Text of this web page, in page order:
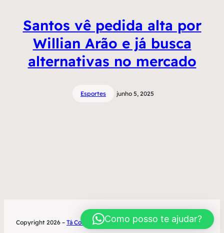
Santos vê pedida alta por
Willian Arão e já busca
alternativas no mercado
Esportes junho 5, 2025
Copyright 2026 – Tá Contratado Desenvolvimento World Office
Como posso te ajudar?